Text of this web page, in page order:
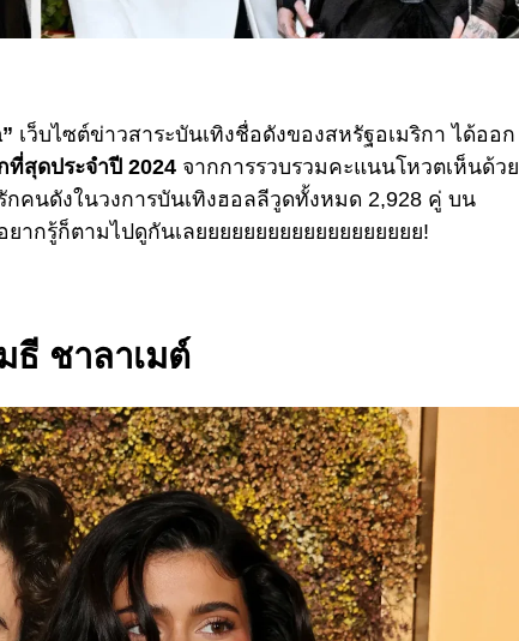
เว็บไซต์ข่าวสาระบันเทิงชื่อดังของสหรัฐอเมริกา ได้ออก
สุดประจำปี 2024 จากการรวบรวมคะแนนโหวตเห็นด้วย
คนดังในวงการบันเทิงฮอลลีวูดทั้งหมด 2,928 คู่ บน
ยากรู้ก็ตามไปดูกันเลยยยยยยยยยยยยยยยยยยย!
ธี ชาลาเมต์